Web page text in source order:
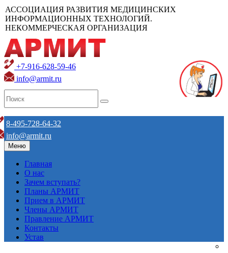
АССОЦИАЦИЯ РАЗВИТИЯ МЕДИЦИНСКИХ
ИНФОРМАЦИОННЫХ ТЕХНОЛОГИЙ.
НЕКОММЕРЧЕСКАЯ ОРГАНИЗАЦИЯ
+7-916-628-59-46
info@armit.ru
8-495-728-64-32
info@armit.ru
Меню
Главная
О нас
Зачем вступать?
Планы АРМИТ
Прием в АРМИТ
Члены АРМИТ
Правление АРМИТ
Контакты
Устав